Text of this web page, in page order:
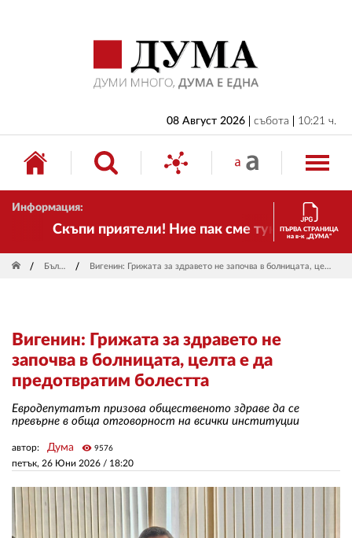
08 Август 2026 събота 10:21 ч.
Информация:
Скъпи приятели! Ние пак сме тук! Времето
ПЪРВА СТРАНИЦА
на в-к „ДУМА“
България Вигенин: Грижата за здравето не започва в болницата, целта е да предотвратим болестта
Вигенин: Грижата за здравето не
започва в болницата, целта е да
предотвратим болестта
Евродепутатът призова общественото здраве да се
превърне в обща отговорност на всички институции
петък, 26 Юни 2026 / 18:20
автор: Дума visibility 9576
БЪЛГАРИЯ
ИКОНОМИКА
ИЗБОРИ
СВЯТ
ДРУГИ
АВТОРИ
КОНТАКТИ
РЕКЛАМА